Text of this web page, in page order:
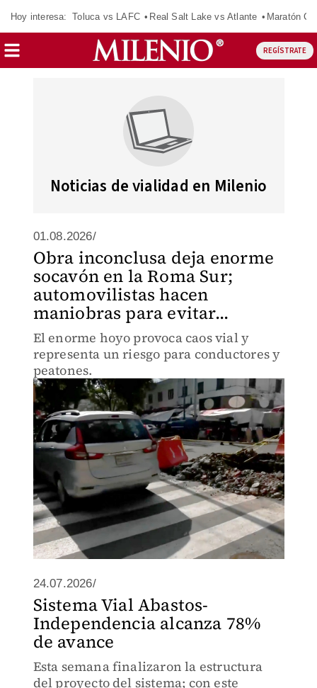
Hoy interesa: Toluca vs LAFC Real Salt Lake vs Atlante Maratón
REGÍSTRATE
Noticias de vialidad en Milenio
01.08.2026/
Obra inconclusa deja enorme
socavón en la Roma Sur;
automovilistas hacen
maniobras para evitar...
El enorme hoyo provoca caos vial y
representa un riesgo para conductores y
peatones.
24.07.2026/
Sistema Vial Abastos-
Independencia alcanza 78%
de avance
Esta semana finalizaron la estructura
del proyecto del sistema; con este